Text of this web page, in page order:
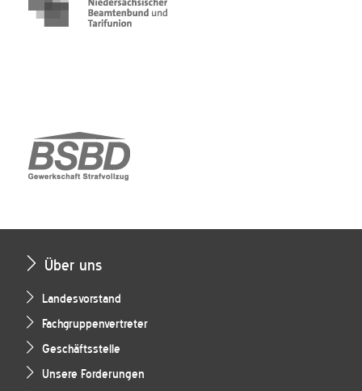
Über uns
Landesvorstand
Fachgruppenvertreter
Geschäftsstelle
Unsere Forderungen